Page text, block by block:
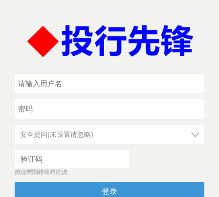
安全提问(未设置请忽略)
鐐瑰嚮閲嶆柊鍔犺浇
登录